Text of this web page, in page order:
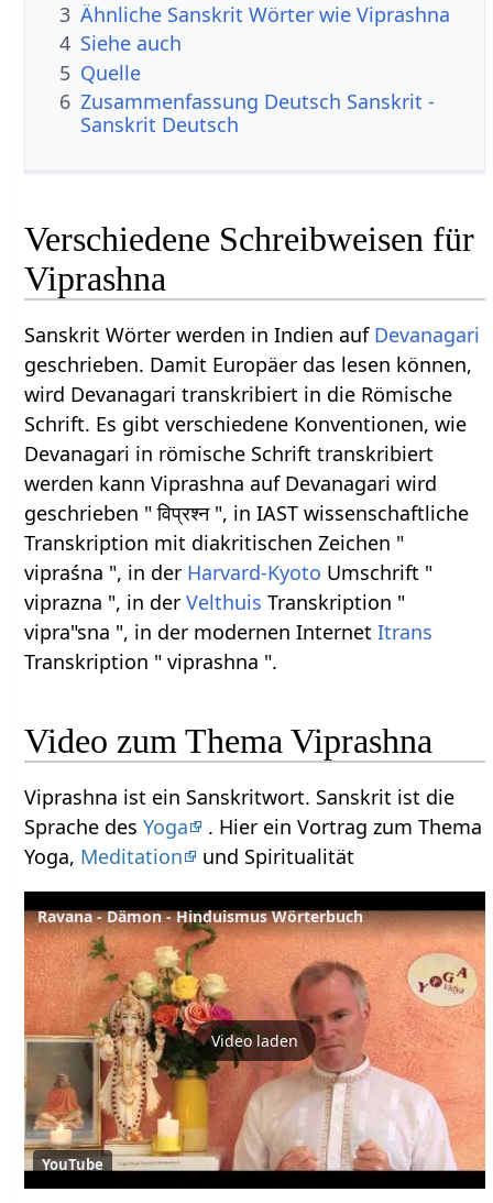
3 Ähnliche Sanskrit Wörter wie Viprashna
4 Siehe auch
5 Quelle
6 Zusammenfassung Deutsch Sanskrit -
Sanskrit Deutsch
Verschiedene Schreibweisen für
Viprashna
Sanskrit Wörter werden in Indien auf Devanagari
geschrieben. Damit Europäer das lesen können,
wird Devanagari transkribiert in die Römische
Schrift. Es gibt verschiedene Konventionen, wie
Devanagari in römische Schrift transkribiert
werden kann Viprashna auf Devanagari wird
geschrieben " विप्रश्न ", in IAST wissenschaftliche
Transkription mit diakritischen Zeichen "
vipraśna ", in der Harvard-Kyoto Umschrift "
viprazna ", in derVelthuis Transkription "
vipra"sna ", in der modernen InternetItrans
Transkription " viprashna ".
Video zum Thema Viprashna
Viprashna ist ein Sanskritwort. Sanskrit ist die
Sprache desYoga
. Hier ein Vortrag zum Thema
Yoga, Meditation und Spiritualität
Ravana - Dämon - Hinduismus Wörterbuch
Video laden
YouTube